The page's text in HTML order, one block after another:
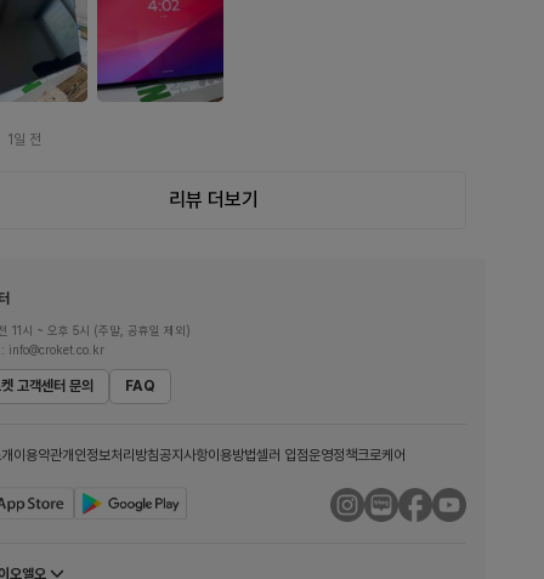
1일 전
리뷰 더보기
11시 ~ 오후 5시 (주말, 공휴일 제외)
info@croket.co.kr
고객센터 문의 FAQ
이용약관개인정보처리방침공지사항이용방법셀러 입점운영정책크로케어
오엘오